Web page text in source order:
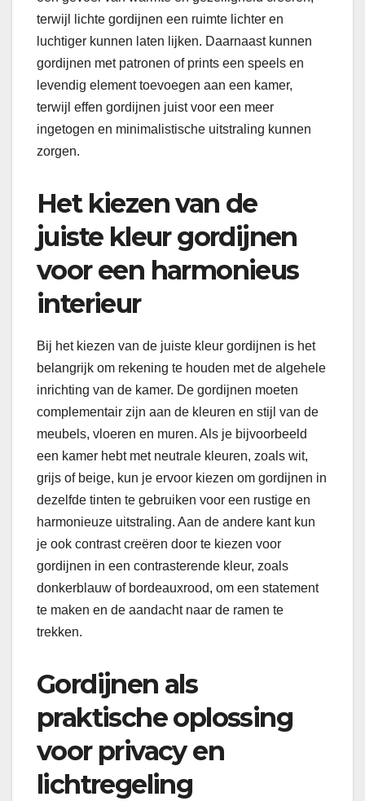
terwijl lichte gordijnen een ruimte lichter en
luchtiger kunnen laten lijken. Daarnaast kunnen
gordijnen met patronen of prints een speels en
levendig element toevoegen aan een kamer,
terwijl effen gordijnen juist voor een meer
ingetogen en minimalistische uitstraling kunnen
zorgen.
Het kiezen van de
juiste kleur gordijnen
voor een harmonieus
interieur
Bij het kiezen van de juiste kleur gordijnen is het
belangrijk om rekening te houden met de algehele
inrichting van de kamer. De gordijnen moeten
complementair zijn aan de kleuren en stijl van de
meubels, vloeren en muren. Als je bijvoorbeeld
een kamer hebt met neutrale kleuren, zoals wit,
grijs of beige, kun je ervoor kiezen om gordijnen in
dezelfde tinten te gebruiken voor een rustige en
harmonieuze uitstraling. Aan de andere kant kun
je ook contrast creëren door te kiezen voor
gordijnen in een contrasterende kleur, zoals
donkerblauw of bordeauxrood, om een statement
te maken en de aandacht naar de ramen te
trekken.
Gordijnen als
praktische oplossing
voor privacy en
lichtregeling